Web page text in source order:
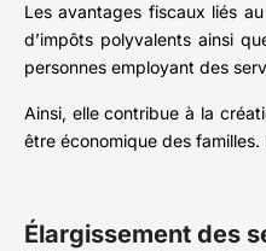
Les avantages fiscaux liés
d’impôts polyvalents ainsi
personnes employant des
Ainsi, elle contribue à la
être économique des
Élargissement des